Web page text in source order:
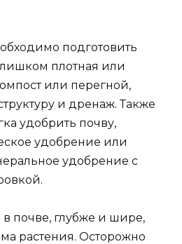
подготовить
плотная или
или перегной,
и дренаж. Также
удобрить почву,
удобрение или
удобрение с
в почве, глубже и шире,
растения. Осторожно